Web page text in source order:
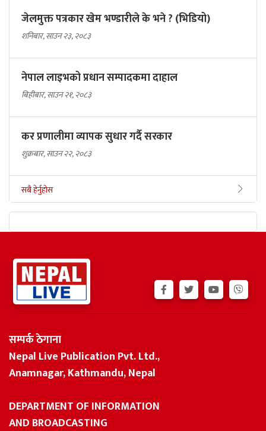
जेलमुक्त पत्रकार खेम भण्डारीले के भने ? (भिडियो)
शनिबार, साउन २३, २०८३
नेपाल लाइभको प्रधान सम्पादकमा दाहाल
बिहीबार, साउन २१, २०८३
कर प्रणालीमा व्यापक सुधार गर्दै सरकार
शुक्रबार, साउन २२, २०८३
सबै हेर्नुहोस
सम्पर्क ठेगाना
Nepal Live Publication Pvt. Ltd.,
Anamnagar, Kathmandu, Nepal
DEPARTMENT OF INFORMATION
AND BROADCASTING